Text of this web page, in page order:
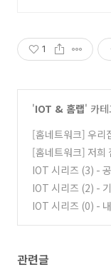
1
'IOT & 홈랩' 카
[홈네트워크] 우리
광고 차단기
(1)
[홈네트워크] 저희
다.
(0)
IOT 시리즈 (3) - 공사 없이, 기존 초인종을 홈킷
에 이식 해보자
(0)
IOT 시리즈 (2) -
보자
(0)
IOT 시리즈 (0) -
관련글